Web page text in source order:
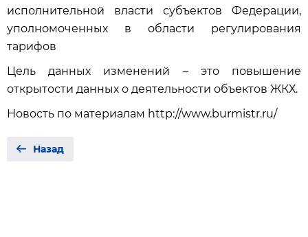
исполнительной власти субъектов Федерации,
уполномоченных в области регулирования
тарифов
Цель данных изменений – это повышение
открытости данных о деятельности объектов ЖКХ.
Новость по материалам http://www.burmistr.ru/
Назад